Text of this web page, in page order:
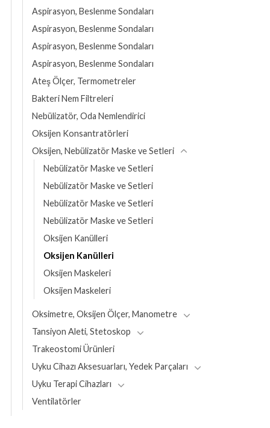
Aspirasyon, Beslenme Sondaları
Aspirasyon, Beslenme Sondaları
Aspirasyon, Beslenme Sondaları
Aspirasyon, Beslenme Sondaları
Ateş Ölçer, Termometreler
Bakteri Nem Filtreleri
Nebülizatör, Oda Nemlendirici
Oksijen Konsantratörleri
Oksijen, Nebülizatör Maske ve Setleri
Nebülizatör Maske ve Setleri
Nebülizatör Maske ve Setleri
Nebülizatör Maske ve Setleri
Nebülizatör Maske ve Setleri
Oksijen Kanülleri
Oksijen Kanülleri
Oksijen Maskeleri
Oksijen Maskeleri
Oksimetre, Oksijen Ölçer, Manometre
Tansiyon Aleti, Stetoskop
Trakeostomi Ürünleri
Uyku Cihazı Aksesuarları, Yedek Parçaları
Uyku Terapi Cihazları
Ventilatörler